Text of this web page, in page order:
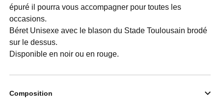
épuré il pourra vous accompagner pour toutes les
occasions.
Béret Unisexe avec le blason du Stade Toulousain brodé
sur le dessus.
Disponible en noir ou en rouge.
Composition